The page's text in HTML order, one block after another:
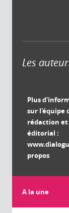
Les
Plus
sur l'équipe
rédaction
éditorial :
propos
A la une